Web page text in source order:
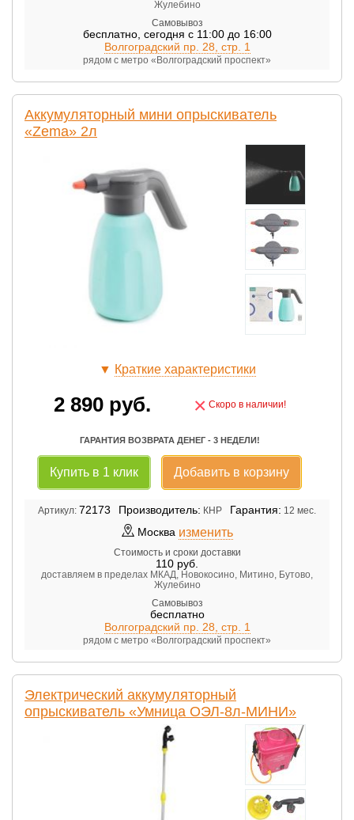
Жулебино
Самовывоз
бесплатно, сегодня с 11:00 до 16:00
Волгоградский пр. 28, стр. 1
рядом с метро «Волгоградский проспект»
Аккумуляторный мини опрыскиватель
«Zema» 2л
▼ Краткие характеристики
2 890 руб. × Скоро в наличии!
ГАРАНТИЯ ВОЗВРАТА ДЕНЕГ - 3 НЕДЕЛИ!
Купить в 1 клик Добавить в корзину
Артикул: 72173 Производитель: КНР Гарантия: 12 мес.
Москва изменить
Стоимость и сроки доставки
110 руб.
доставляем в пределах МКАД, Новокосино, Митино, Бутово,
Жулебино
Самовывоз
бесплатно
Волгоградский пр. 28, стр. 1
рядом с метро «Волгоградский проспект»
Электрический аккумуляторный
опрыскиватель «Умница ОЭЛ-8л-МИНИ»